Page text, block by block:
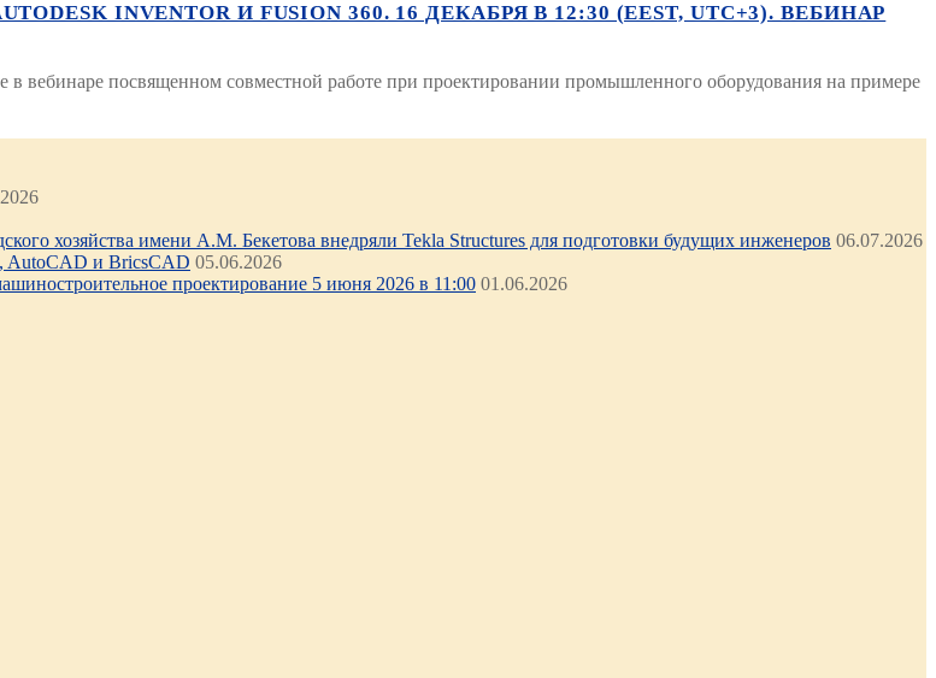
INVENTOR И FUSION 360. 16 ДЕКАБРЯ В 12:30 (EEST, UTC+3). ВЕБИНАР
вебинаре посвященном совместной работе при проектировании промышленного оборудования на примере
хозяйства имени А.М. Бекетова внедряли Tekla Structures для подготовки будущих инженеров 06.07.2026
AutoCAD и BricsCAD 05.06.2026
проектирование 5 июня 2026 в 11:00 01.06.2026